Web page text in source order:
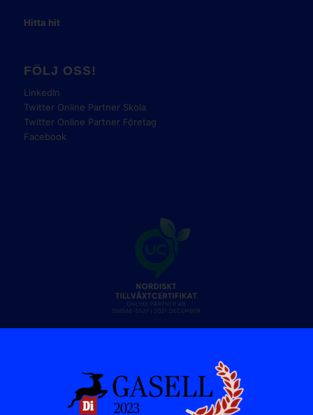
Hitta hit
FÖLJ OSS!
LinkedIn
Twitter Online Partner Skola
Twitter Online Partner Företag
Facebook